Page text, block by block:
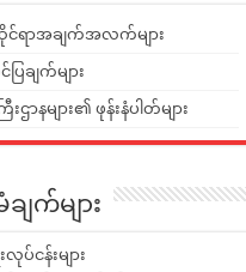
င်ရာအချက်အလက်များ
ြချက်များ
ာနများ၏ ဖုန်းနံပါတ်များ
ချက်များ
ငန်းများ